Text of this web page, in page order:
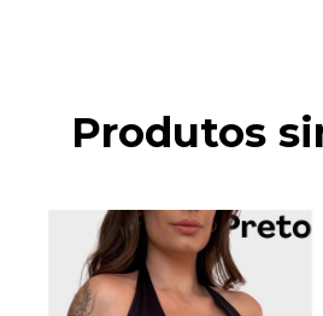
Produtos